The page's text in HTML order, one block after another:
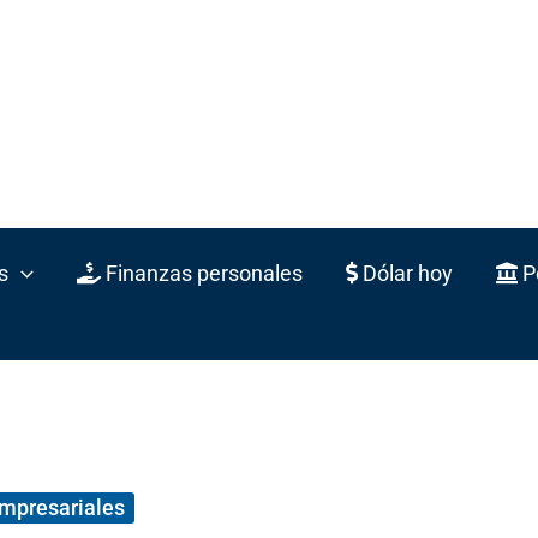
Finanzas personales Dólar hoy